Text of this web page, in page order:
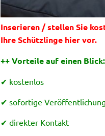
Inserieren / stellen Sie
Ihre Schützlinge hier vor.
++ Vorteile auf einen Blick:
✔ kostenlos
✔ sofortige Veröffentlichung
✔ direkter Kontakt